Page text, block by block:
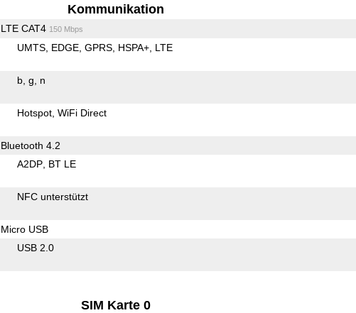
Kommunikation
LTE CAT4 150 Mbps
UMTS EDGE GPRS HSPA+ LTE
b g n
Hotspot WiFi Direct
Bluetooth 4.2
A2DP BT LE
NFC unterstützt
Micro USB
USB 2.0
SIM Karte 0